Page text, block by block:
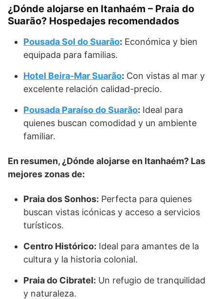
¿Dónde alojarse en Itanhaém – Praia do
Suarão? Hospedajes recomendados
Pousada Sol do Suarão: Económica y bien
equipada para familias.
Hotel Beira-Mar Suarão: Con vistas al mar y
excelente relación calidad-precio.
Pousada Paraíso do Suarão: Ideal para
quienes buscan comodidad y un ambiente
familiar.
En resumen, ¿Dónde alojarse en Itanhaém? Las
mejores zonas de:
Praia dos Sonhos: Perfecta para quienes
buscan vistas icónicas y acceso a servicios
turísticos.
Centro Histórico: Ideal para amantes de la
cultura y la historia colonial.
Praia do Cibratel: Un refugio de tranquilidad
y naturaleza.